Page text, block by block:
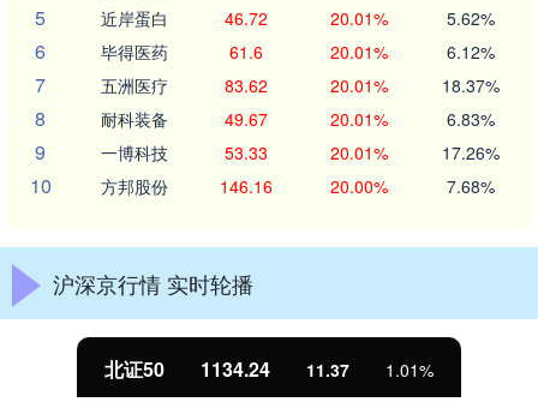
5 近岸蛋白 46.72 20.01% 5.62%
6 毕得医药 61.6 20.01% 6.12%
7 五洲医疗 83.62 20.01% 18.37%
8 耐科装备 49.67 20.01% 6.83%
9 一博科技 53.33 20.01% 17.26%
10 方邦股份 146.16 20.00% 7.68%
沪深京行情 实时轮播
北证50 1134.24 11.37 1.01%